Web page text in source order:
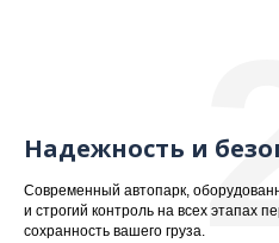
Надежность и
Современный автопарк,
и строгий контроль на всех этапах
сохранность вашего груза.